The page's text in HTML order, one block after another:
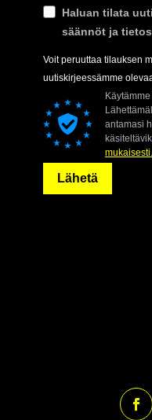
Haluan tilata
säännöt ja
Voit peruuttaa tilauksen
uutiskirjeessämme
antamasi
mukaisesti.
Lähetä